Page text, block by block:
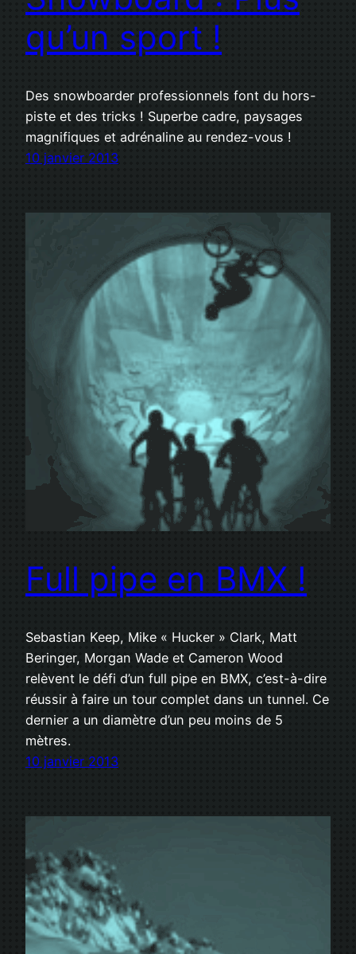
qu’un sport !
Des snowboarder professionnels font du hors-
piste et des tricks ! Superbe cadre, paysages
magnifiques et adrénaline au rendez-vous !
10 janvier 2013
Full pipe en BMX !
Sebastian Keep, Mike « Hucker » Clark, Matt
Beringer, Morgan Wade et Cameron Wood
relèvent le défi d’un full pipe en BMX, c’est-à-dire
réussir à faire un tour complet dans un tunnel. Ce
dernier a un diamètre d’un peu moins de 5
mètres.
10 janvier 2013